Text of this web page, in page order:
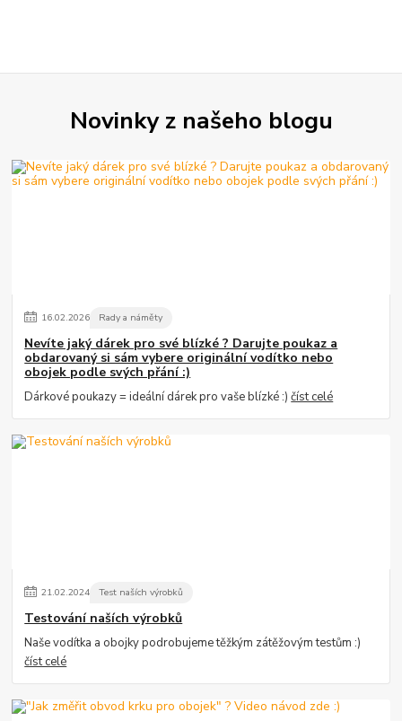
Novinky z našeho blogu
16.02.2026 Rady a náměty
Nevíte jaký dárek pro své blízké ? Darujte poukaz a
obdarovaný si sám vybere originální vodítko nebo
obojek podle svých přání :)
Dárkové poukazy = ideální dárek pro vaše blízké :)číst celé
21.02.2024 Test naších výrobků
Testování naších výrobků
Naše vodítka a obojky podrobujeme těžkým zátěžovým testům :)
číst celé